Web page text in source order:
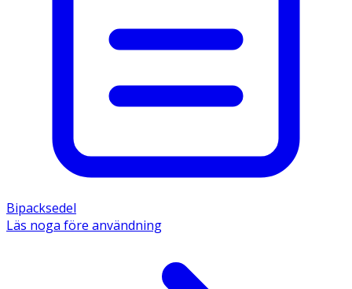
Bipacksedel
Läs noga före användning